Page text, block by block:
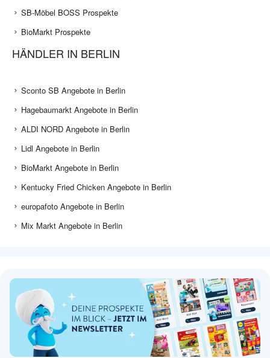
SB-Möbel BOSS Prospekte
BioMarkt Prospekte
HÄNDLER IN BERLIN
Sconto SB Angebote in Berlin
Hagebaumarkt Angebote in Berlin
ALDI NORD Angebote in Berlin
Lidl Angebote in Berlin
BioMarkt Angebote in Berlin
Kentucky Fried Chicken Angebote in Berlin
europafoto Angebote in Berlin
Mix Markt Angebote in Berlin